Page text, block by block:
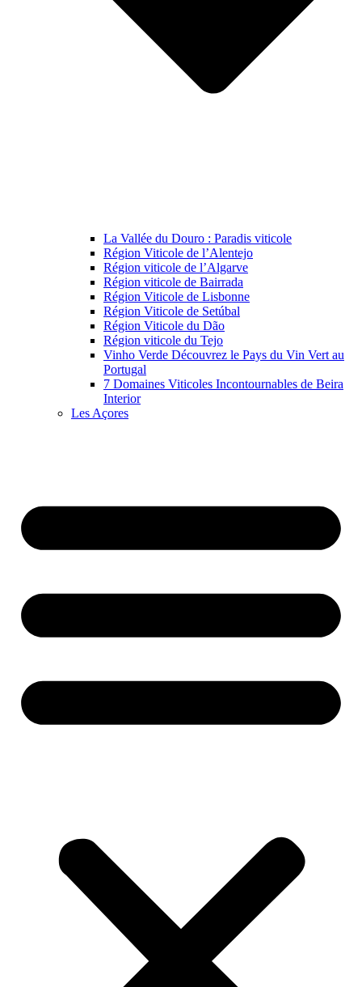
La Vallée du Douro : Paradis viticole
Région Viticole de l’Alentejo
Région viticole de l’Algarve
Région viticole de Bairrada
Région Viticole de Lisbonne
Région Viticole de Setúbal
Région Viticole du Dão
Région viticole du Tejo
Vinho Verde Découvrez le Pays du Vin Vert au
Portugal
7 Domaines Viticoles Incontournables de Beira
Interior
Les Açores